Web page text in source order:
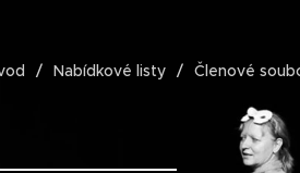
Nabídkové listy Členové